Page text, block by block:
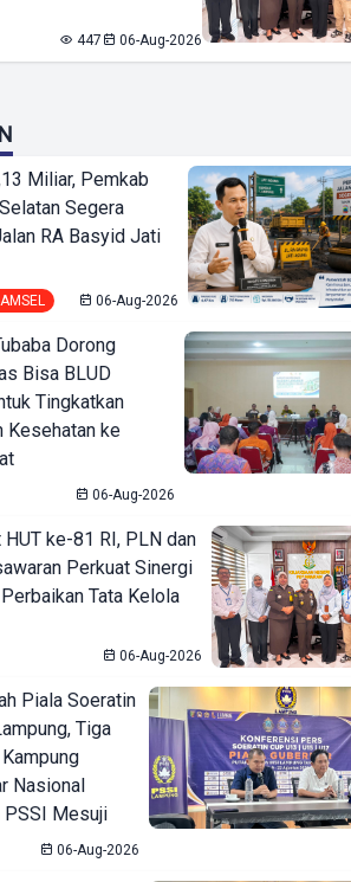
447 06-Aug-2026
Miliar, Pemkab
Segera
RA Basyid Jati
06-Aug-2026
Dorong
Bisa BLUD
Tingkatkan
Kesehatan ke
06-Aug-2026
HUT ke-81 RI, PLN dan
Perkuat Sinergi
Tata Kelola
06-Aug-2026
Piala Soeratin
Tiga
Nasional
PSSI Mesuji
06-Aug-2026